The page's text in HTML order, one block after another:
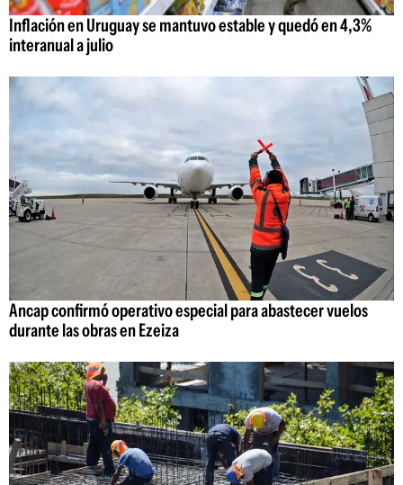
Inflación en Uruguay se mantuvo estable y quedó en 4,3%
interanual a julio
Ancap confirmó operativo especial para abastecer vuelos
durante las obras en Ezeiza